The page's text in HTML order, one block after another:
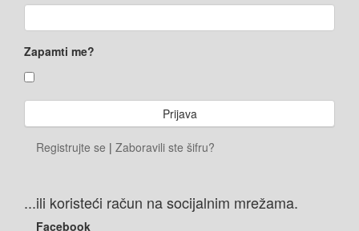
Zapamti me?
Registrujte se | Zaboravili ste šifru?
...ili koristeći račun na socijalnim mrežama.
Facebook